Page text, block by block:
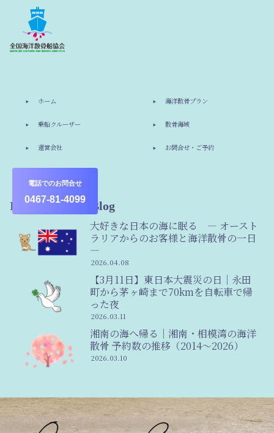
電話でのお問合せ
0467-81-4099
ホーム 海洋散骨プラン
乗船クルーザー 散骨海域
運営会社 お問合せ・ご予約
その他
Information & Blog
大好きな日本の海に眠る ― オースト
ラリアからのお客様と海洋散骨の一日
―
2026.04.08
【3月11日】東日本大震災の日｜永田
町から茅ヶ崎まで70kmを自転車で帰
った夜
2026.03.11
湘南の海へ帰る｜湘南・相模湾の海洋
散骨 予約数の推移（2014〜2026）
2026.03.10